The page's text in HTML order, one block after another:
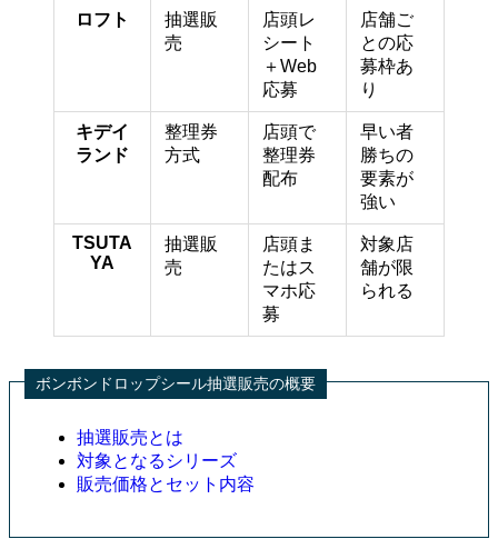
ロフト
抽選販
売
店頭レ
シート
＋Web
応募
店舗ご
との応
募枠あ
り
キデイ
ランド
整理券
方式
店頭で
整理券
配布
早い者
勝ちの
要素が
強い
TSUTA
YA
抽選販
売
店頭ま
たはス
マホ応
募
対象店
舗が限
られる
ボンボンドロップシール抽選販売の概要
抽選販売とは
対象となるシリーズ
販売価格とセット内容